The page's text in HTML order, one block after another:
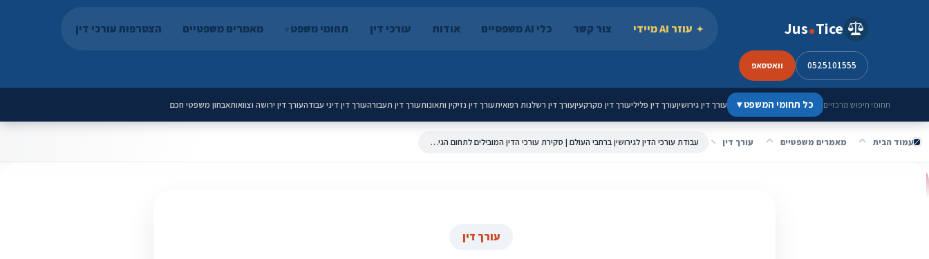
Jus Tice עוזר AI מיידי צור קשר כלי AI משפטיים אודות עורכי דין תחומי משפט מאמרים משפטיים הצטרפות עורכי דין
0525101555 וואטסאפ
תחומי חיפוש מרכזיים כל תחומי המשפט▾ עורך דין גירושיןעורך דין פליליעורך דין מקרקעיןעורך דין רשלנות רפואיתעורך דין נזיקין ותאונותעורך דין תעבורהעורך דין דיני עבודהעורך דין ירושה וצוואותאבחון משפטי חכם
עמוד הבית מאמרים משפטיים עורך דין עבודת עורכי הדין לגירושין ברחבי העולם | סקירת עורכי הדין המובילים לתחום הגירושין בעולם
עורך דין